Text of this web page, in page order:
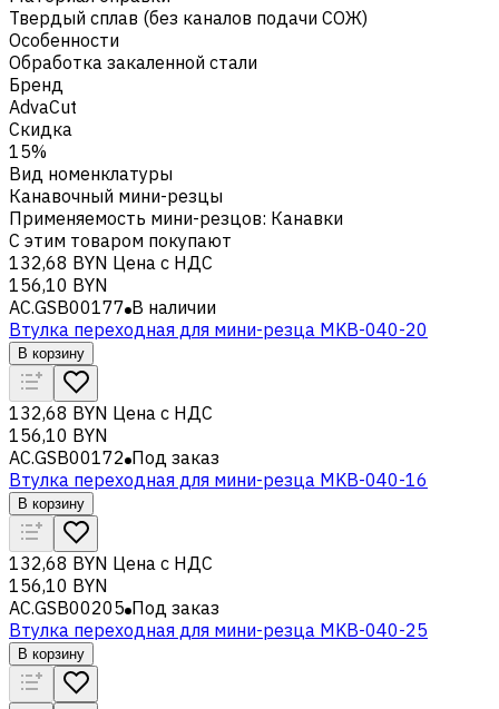
Твердый сплав (без каналов подачи СОЖ)
Особенности
Обработка закаленной стали
Бренд
AdvaCut
Скидка
15%
Вид номенклатуры
Канавочный мини-резцы
Применяемость мини-резцов: Канавки
С этим товаром покупают
132,68 BYN Цена с НДС
156,10 BYN
AC.GSB00177 В наличии
Втулка переходная для мини-резца MKB-040-20
В корзину
132,68 BYN Цена с НДС
156,10 BYN
AC.GSB00172 Под заказ
Втулка переходная для мини-резца MKB-040-16
В корзину
132,68 BYN Цена с НДС
156,10 BYN
AC.GSB00205 Под заказ
Втулка переходная для мини-резца MKB-040-25
В корзину